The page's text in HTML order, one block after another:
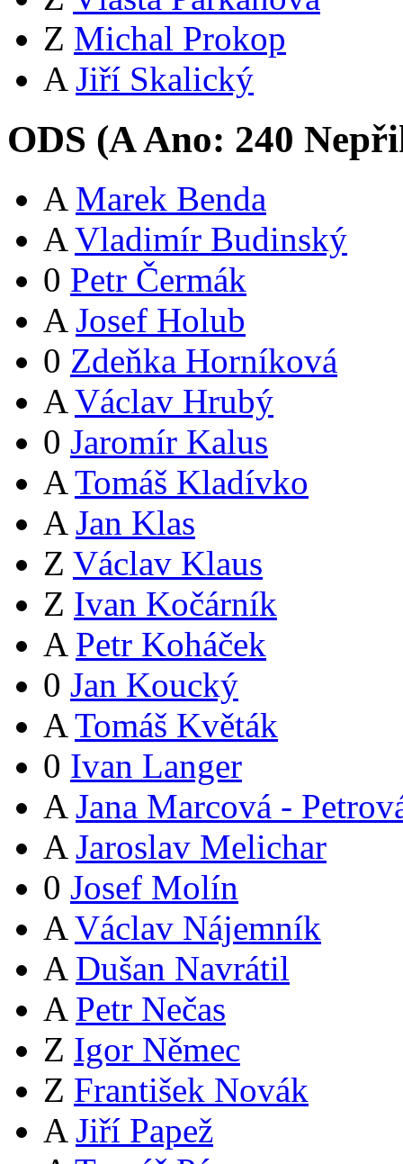
Z Michal Prokop
A Jiří Skalický
ODS (AAno: 240
A Marek Benda
A Vladimír Budinský
0 Petr Čermák
A Josef Holub
0 Zdeňka Horníková
A Václav Hrubý
0 Jaromír Kalus
A Tomáš Kladívko
A Jan Klas
Z Václav Klaus
Z Ivan Kočárník
A Petr Koháček
0 Jan Koucký
A Tomáš Květák
0 Ivan Langer
A Jana Marcová -
A Jaroslav Melichar
0 Josef Molín
A Václav Nájemník
A Dušan Navrátil
A Petr Nečas
Z Igor Němec
Z František Novák
A Jiří Papež